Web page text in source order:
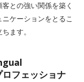
との強い関係を築く
ケーションをとるこ
ます。
フェッショナ